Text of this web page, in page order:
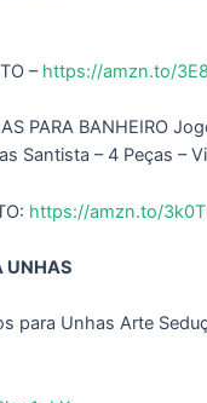
–https://amzn.to/
PARA BANHEIRO
Santista – 4 Peças –
https://amzn.to/
UNHAS
para Unhas Arte